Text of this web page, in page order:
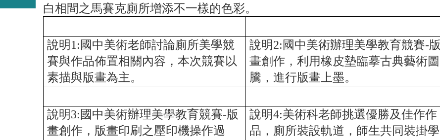
白相間之馬賽克廁所增添不一樣的色彩。
說明1:國中美術老師討論廁所美學競
賽與作品佈置相關內容，本次競賽以
素描與版畫為主。
說明2:國中美術辦理美學教育競賽-版
畫創作，利用橡皮墊臨摹古典藝術圖
騰，進行版畫上墨。
說明3:國中美術辦理美學教育競賽-版
畫創作，版畫印刷之壓印機操作過
說明4:美術科老師挑選優勝及佳作作
品，廁所裝設軌道，師生共同裝掛學